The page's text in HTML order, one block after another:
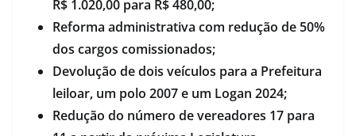
R$ 1.020,00 para R$ 480,00;
Reforma administrativa com redução de 50%
dos cargos comissionados;
Devolução de dois veículos para a Prefeitura
leiloar, um polo 2007 e um Logan 2024;
Redução do número de vereadores 17 para